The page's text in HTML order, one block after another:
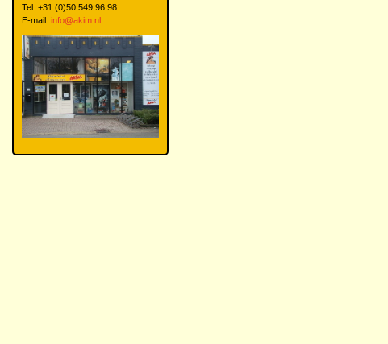
Tel. +31 (0)50 549 96 98
E-mail: info@akim.nl